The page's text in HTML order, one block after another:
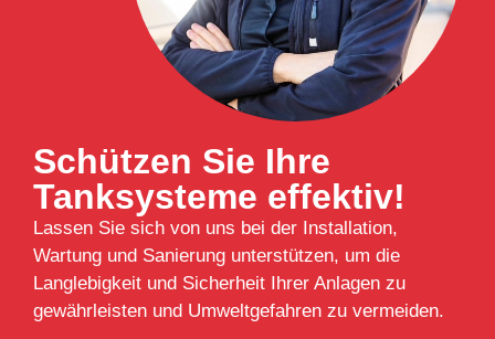
Schützen Sie Ihre
Tanksysteme effektiv!
Lassen Sie sich von uns bei der Installation,
Wartung und Sanierung unterstützen, um die
Langlebigkeit und Sicherheit Ihrer Anlagen zu
gewährleisten und Umweltgefahren zu vermeiden.